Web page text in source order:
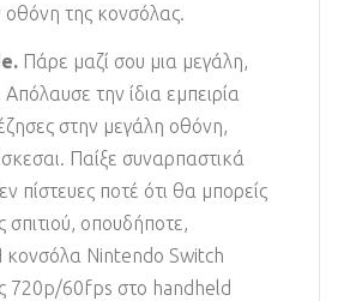
οθόνη της κονσόλας.
Πάρε μαζί σου μια μεγάλη,
την ίδια εμπειρία
στην μεγάλη οθόνη,
Παίξε συναρπαστικά
πίστευες ποτέ ότι θα μπορείς
σπιτιού, οπουδήποτε,
κονσόλα Nintendo Switch
720p/60fps στο handheld